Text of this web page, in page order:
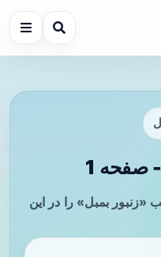
صفحه 1
بمبل» را در این